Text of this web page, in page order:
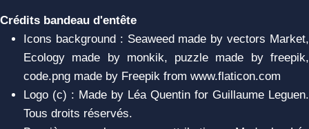
Crédits bandeau d'entête
Icons background : Seaweed made by vectors Market,
Ecology made by monkik, puzzle made by freepik,
code.png made by Freepik from www.flaticon.com
Logo (c) : Made by Léa Quentin for Guillaume Leguen.
Tous droits réservés.